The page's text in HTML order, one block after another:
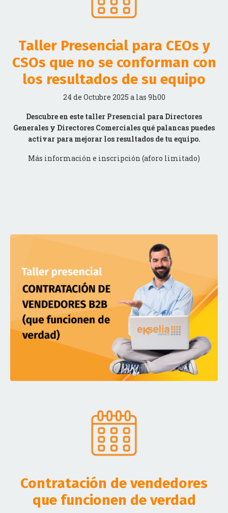
CSOs que no se conforman con
los resultados de su equipo
24 de Octubre 2025 a las 9h00
Descubre en este taller Presencial para Directores
activar para mejorar los resultados de tu equipo.
Más información e inscripción (aforo limitado)
que funcionen de verdad
19 de Septiembre 2025 a las 9h00